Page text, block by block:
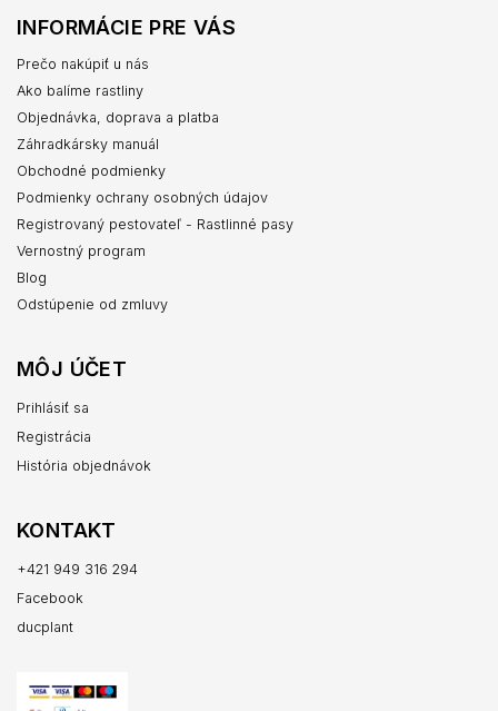
INFORMÁCIE PRE VÁS
Prečo nakúpiť u nás
Ako balíme rastliny
Objednávka, doprava a platba
Záhradkársky manuál
Obchodné podmienky
Podmienky ochrany osobných údajov
Registrovaný pestovateľ - Rastlinné pasy
Vernostný program
Blog
Odstúpenie od zmluvy
MÔJ ÚČET
Prihlásiť sa
Registrácia
História objednávok
KONTAKT
+421 949 316 294
Facebook
ducplant